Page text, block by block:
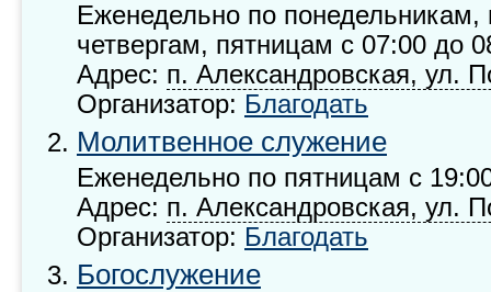
Еженедельно по
четвергам, пятницам с 07:00 до
Адрес: п. Александровская, ул.
Организатор: Благодать
Молитвенное служение
Еженедельно по пятницам с
Адрес: п. Александровская, ул.
Организатор: Благодать
Богослужение